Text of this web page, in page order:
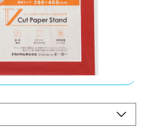
します。キャンバスのような質感
しても使いやすい風合いの紙を採
ンショップ